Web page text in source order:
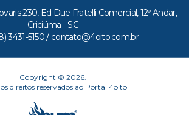
230, Ed Due Fratelli Comercial, 12º Andar,
Criciúma - SC
3431-5150 / contato@4oito.com.br
Copyright © 2026.
os direitos reservados ao Portal 4oito